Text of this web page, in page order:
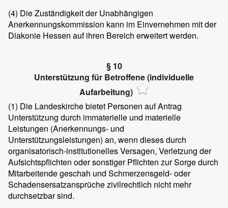
(4) Die Zuständigkeit der Unabhängigen
Anerkennungskommission kann im Einvernehmen mit der
Diakonie Hessen auf ihren Bereich erweitert werden.
§ 10
Unterstützung für Betroffene (individuelle
Aufarbeitung)
(1) Die Landeskirche bietet Personen auf Antrag
Unterstützung durch immaterielle und materielle
Leistungen (Anerkennungs- und
Unterstützungsleistungen) an, wenn dieses durch
organisatorisch-institutionelles Versagen, Verletzung der
Aufsichtspflichten oder sonstiger Pflichten zur Sorge durch
Mitarbeitende geschah und Schmerzensgeld- oder
Schadensersatzansprüche zivilrechtlich nicht mehr
durchsetzbar sind.